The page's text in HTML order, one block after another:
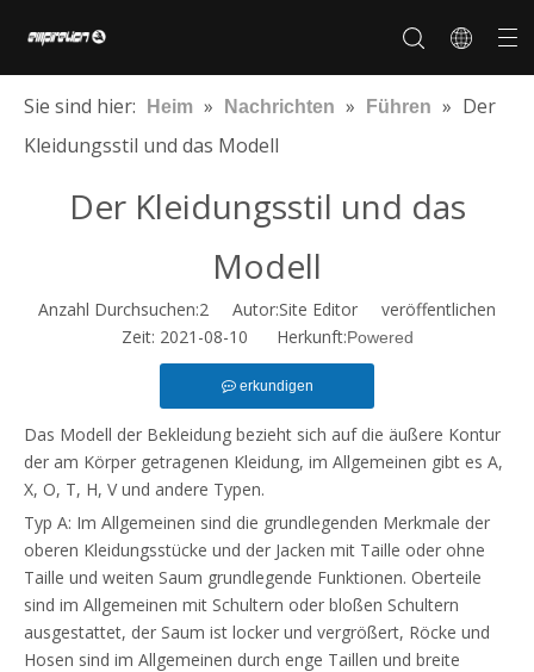
Sie sind hier: Heim » Nachrichten » Führen » Der
Kleidungsstil und das Modell
Der Kleidungsstil und das
Modell
Anzahl Durchsuchen:2 Autor:Site Editor veröffentlichen
Zeit: 2021-08-10 Herkunft:Powered
erkundigen
Das Modell der Bekleidung bezieht sich auf die äußere Kontur
der am Körper getragenen Kleidung, im Allgemeinen gibt es A,
X, O, T, H, V und andere Typen.
Typ A: Im Allgemeinen sind die grundlegenden Merkmale der
oberen Kleidungsstücke und der Jacken mit Taille oder ohne
Taille und weiten Saum grundlegende Funktionen. Oberteile
sind im Allgemeinen mit Schultern oder bloßen Schultern
ausgestattet, der Saum ist locker und vergrößert, Röcke und
Hosen sind im Allgemeinen durch enge Taillen und breite